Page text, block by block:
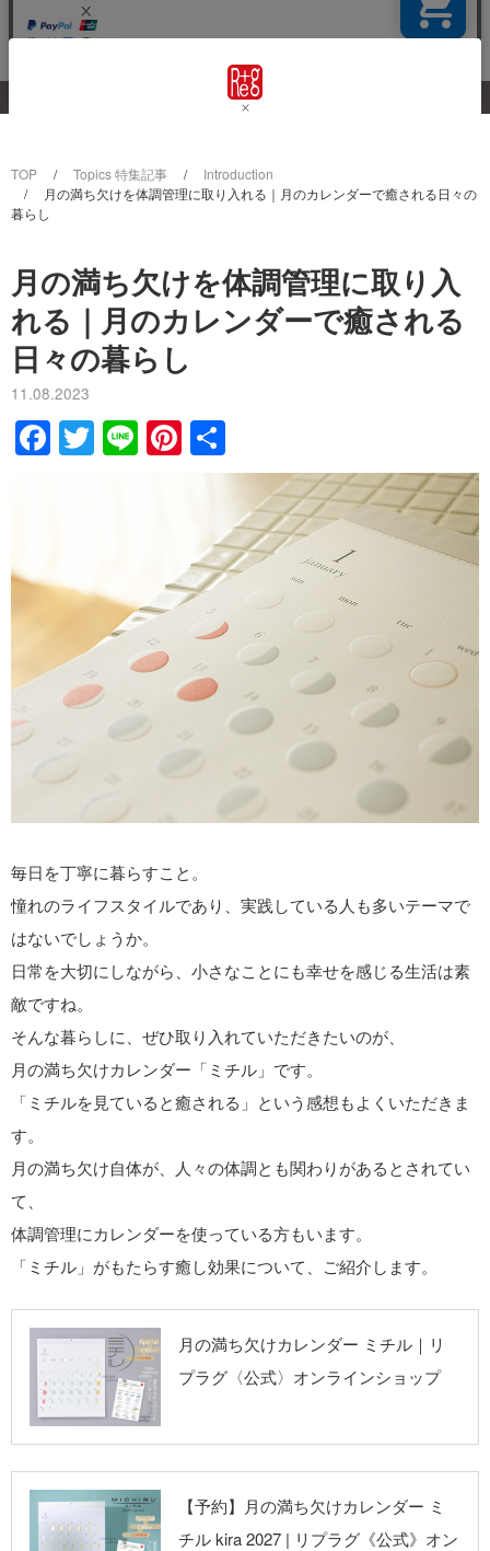
TOP Topics 特集記事
Introduction
月の満ち欠けを体調管理に取り入れる｜月のカレンダーで癒される日々の
暮らし
月の満ち欠けを体調管理に取り入
れる｜月のカレンダーで癒される
日々の暮らし
11.08.2023
F
a
b
o
o
k
T
wi
Li
n
Pi
nt
st
有
毎日を丁寧に暮らすこと。
憧れのライフスタイルであり、実践している人も多いテーマで
はないでしょうか。
日常を大切にしながら、小さなことにも幸せを感じる生活は素
敵ですね。
そんな暮らしに、ぜひ取り入れていただきたいのが、
月の満ち欠けカレンダー「ミチル」です。
「ミチルを見ていると癒される」という感想もよくいただきま
す。
月の満ち欠け自体が、人々の体調とも関わりがあるとされてい
て、
体調管理にカレンダーを使っている方もいます。
「ミチル」がもたらす癒し効果について、ご紹介します。
リプラグ《公式》
オンラインショッ
プ
月の満ち欠けカレンダー ミチル｜リ
プラグ〈公式〉オンラインショップ
リプラグ《公式》
オンラインショッ
【予約】月の満ち欠けカレンダー ミ
チル kira 2027 | リプラグ《公式》オン